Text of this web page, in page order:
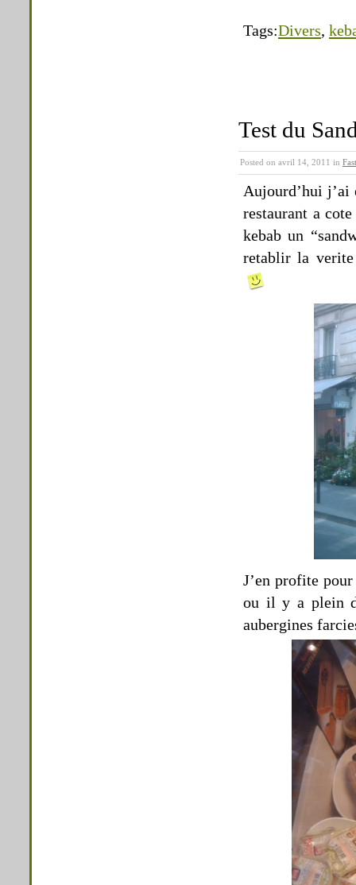
Tags:Divers,
Test du
Posted on avril 14, 2011 in
Aujourd’hui j’ai
restaurant a
kebab un
retablir la verite
J’en profite
ou il y a plein
aubergines